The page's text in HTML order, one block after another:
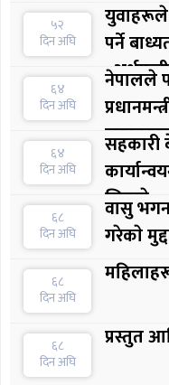
५२
दिन अघि
युवाहरूले
पर्ने
: अर्थमन्त्री
६४
दिन अघि
नेपालले
६४
दिन अघि
सहकारी
लिइयाे
६८
दिन अघि
वासु
गरेकाे
६८
दिन अघि
६८
दिन अघि
प्रस्तुत